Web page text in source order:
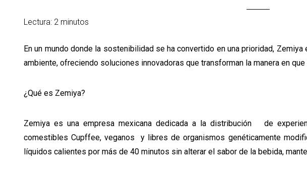
Lectura: 2 minutos
En un mundo donde la sostenibilidad se ha convertido en una prioridad,
ambiente, ofreciendo soluciones innovadoras que transforman la manera en
¿Qué es Zemiya?
Zemiya es una empresa mexicana dedicada a la distribución de
comestibles Cupffee, veganos y libres de organismos genéticamente
líquidos calientes por más de 40 minutos sin alterar el sabor de la bebida,